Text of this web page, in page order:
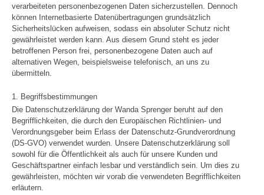
verarbeiteten personenbezogenen Daten sicherzustellen. Dennoch
können Internetbasierte Datenübertragungen grundsätzlich
Sicherheitslücken aufweisen, sodass ein absoluter Schutz nicht
gewährleistet werden kann. Aus diesem Grund steht es jeder
betroffenen Person frei, personenbezogene Daten auch auf
alternativen Wegen, beispielsweise telefonisch, an uns zu
übermitteln.
1. Begriffsbestimmungen
Die Datenschutzerklärung der Wanda Sprenger beruht auf den
Begrifflichkeiten, die durch den Europäischen Richtlinien- und
Verordnungsgeber beim Erlass der Datenschutz-Grundverordnung
(DS-GVO) verwendet wurden. Unsere Datenschutzerklärung soll
sowohl für die Öffentlichkeit als auch für unsere Kunden und
Geschäftspartner einfach lesbar und verständlich sein. Um dies zu
gewährleisten, möchten wir vorab die verwendeten Begrifflichkeiten
erläutern.